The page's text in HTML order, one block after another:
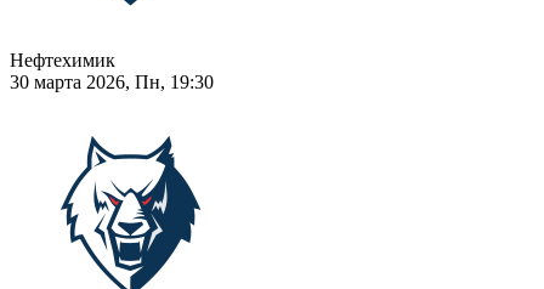
Нефтехимик
30 марта 2026, Пн, 19:30